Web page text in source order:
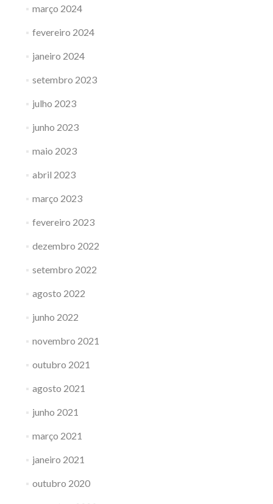
março 2024
fevereiro 2024
janeiro 2024
setembro 2023
julho 2023
junho 2023
maio 2023
abril 2023
março 2023
fevereiro 2023
dezembro 2022
setembro 2022
agosto 2022
junho 2022
novembro 2021
outubro 2021
agosto 2021
junho 2021
março 2021
janeiro 2021
outubro 2020